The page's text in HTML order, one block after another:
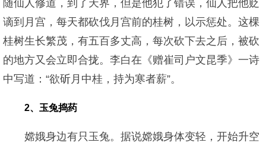
随仙人修道，到了天界，但是他犯了错误，仙人把他贬
谪到月宫，每天都砍伐月宫前的桂树，以示惩处。这棵
桂树生长繁茂，有五百多丈高，每次砍下去之后，被砍
的地方又会立即合拢。李白在《赠崔司户文昆季》一诗
中写道：“欲斫月中桂，持为寒者薪”。
2、玉兔捣药
嫦娥身边有只玉兔。据说嫦娥身体变轻，开始升空